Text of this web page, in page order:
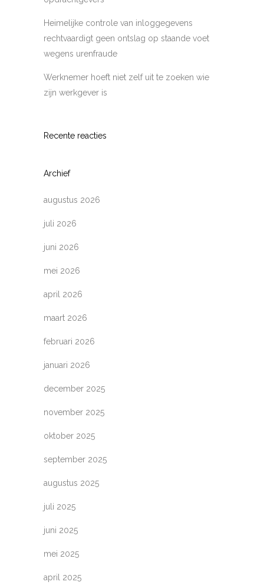
Heimelijke controle van inloggegevens
rechtvaardigt geen ontslag op staande voet
wegens urenfraude
Werknemer hoeft niet zelf uit te zoeken wie
zijn werkgever is
Recente reacties
Archief
augustus 2026
juli 2026
juni 2026
mei 2026
april 2026
maart 2026
februari 2026
januari 2026
december 2025
november 2025
oktober 2025
september 2025
augustus 2025
juli 2025
juni 2025
mei 2025
april 2025